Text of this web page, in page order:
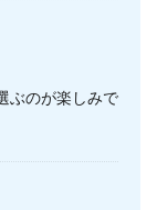
ぶのが楽しみで